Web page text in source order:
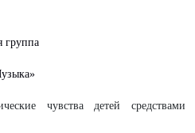
группа
чувства детей средствами